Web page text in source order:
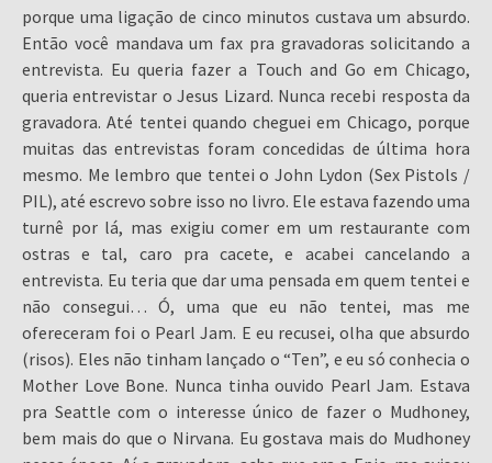
porque uma ligação de cinco minutos custava um absurdo.
Então você mandava um fax pra gravadoras solicitando a
entrevista. Eu queria fazer a Touch and Go em Chicago,
queria entrevistar o Jesus Lizard. Nunca recebi resposta da
gravadora. Até tentei quando cheguei em Chicago, porque
muitas das entrevistas foram concedidas de última hora
mesmo. Me lembro que tentei o John Lydon (Sex Pistols /
PIL), até escrevo sobre isso no livro. Ele estava fazendo uma
turnê por lá, mas exigiu comer em um restaurante com
ostras e tal, caro pra cacete, e acabei cancelando a
entrevista. Eu teria que dar uma pensada em quem tentei e
não consegui… Ó, uma que eu não tentei, mas me
ofereceram foi o Pearl Jam. E eu recusei, olha que absurdo
(risos). Eles não tinham lançado o “Ten”, e eu só conhecia o
Mother Love Bone. Nunca tinha ouvido Pearl Jam. Estava
pra Seattle com o interesse único de fazer o Mudhoney,
bem mais do que o Nirvana. Eu gostava mais do Mudhoney